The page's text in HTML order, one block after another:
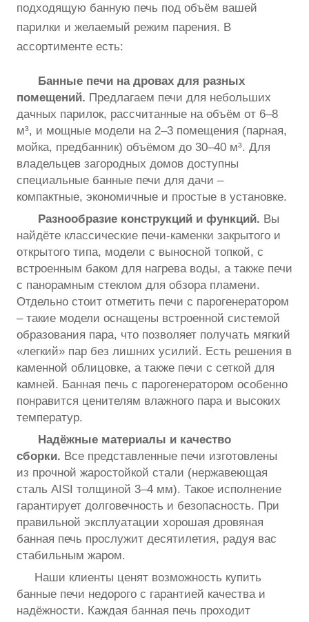
подходящую банную печь под объём вашей
парилки и желаемый режим парения. В
ассортименте есть:
Банные печи на дровах для разных
помещений. Предлагаем печи для небольших
дачных парилок, рассчитанные на объём от 6–8
м³, и мощные модели на 2–3 помещения (парная,
мойка, предбанник) объёмом до 30–40 м³. Для
владельцев загородных домов доступны
специальные банные печи для дачи –
компактные, экономичные и простые в установке.
Разнообразие конструкций и функций. Вы
найдёте классические печи-каменки закрытого и
открытого типа, модели с выносной топкой, с
встроенным баком для нагрева воды, а также печи
с панорамным стеклом для обзора пламени.
Отдельно стоит отметить печи с парогенератором
– такие модели оснащены встроенной системой
образования пара, что позволяет получать мягкий
«легкий» пар без лишних усилий. Есть решения в
каменной облицовке, а также печи с сеткой для
камней. Банная печь с парогенератором особенно
понравится ценителям влажного пара и высоких
температур.
Надёжные материалы и качество
сборки. Все представленные печи изготовлены
из прочной жаростойкой стали (нержавеющая
сталь AISI толщиной 3–4 мм). Такое исполнение
гарантирует долговечность и безопасность. При
правильной эксплуатации хорошая дровяная
банная печь прослужит десятилетия, радуя вас
стабильным жаром.
Наши клиенты ценят возможность купить
банные печи недорого с гарантией качества и
надёжности. Каждая банная печь проходит